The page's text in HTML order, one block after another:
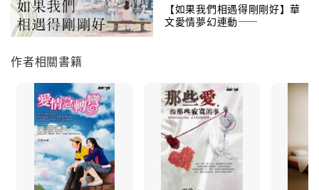
【如果我們相遇得剛剛好】華
文愛情夢幻連動——
作者相關書籍